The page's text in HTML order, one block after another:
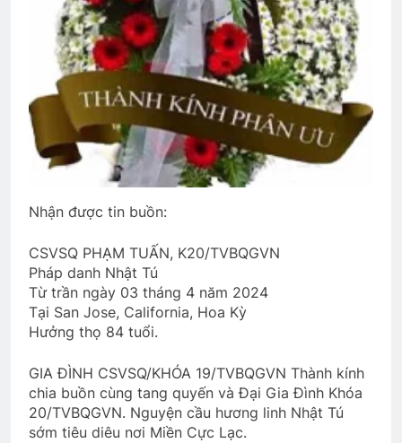
MÙA XUÂN, NGHĨ VỀ HẠNH PHÚC
3 Years Ago
XUÂN HẠNH PHÚC
3 Years Ago
Nhận được tin buồn:
CSVSQ PHẠM TUẤN, K20/TVBQGVN
Pháp danh Nhật Tú
Từ trần ngày 03 tháng 4 năm 2024
Tại San Jose, California, Hoa Kỳ
Hưởng thọ 84 tuổi.
GIA ĐÌNH CSVSQ/KHÓA 19/TVBQGVN Thành kính
chia buồn cùng tang quyến và Đại Gia Đình Khóa
20/TVBQGVN. Nguyện cầu hương linh Nhật Tú
sớm tiêu diêu nơi Miền Cực Lạc.